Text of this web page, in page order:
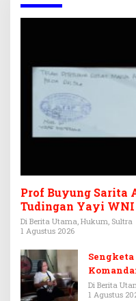
Prof Buyung Sarita
Tudingan Yayi
Rp3,6 Miliar
Di Berita Utama, Hukum, Sultra
1 Agustus 2026
Warisan
Di Berita
1 Agustus